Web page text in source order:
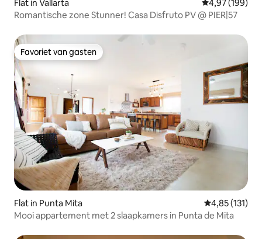
Flat in Vallarta Gemiddelde
4,97 (199)
Romantische zone Stunner! Casa Disfruto PV @ PIER|57
Favoriet van gasten
Favoriet van gasten
Flat in Punta Mita Gemiddelde
4,85 (131)
Mooi appartement met 2 slaapkamers in Punta de Mita